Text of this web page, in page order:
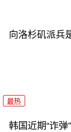
向洛杉矶派兵
最热
韩国近期“诈